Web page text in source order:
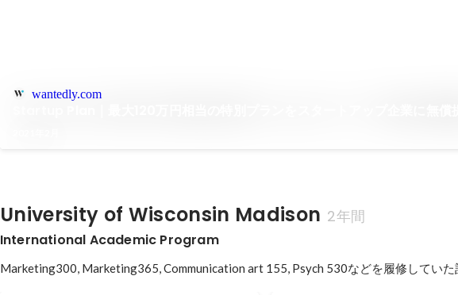
wantedly.com
University of Wisconsin Madison 2年間
International Academic Program
Marketing300, Marketing365, Communication art 155, Psych 530などを履修していた